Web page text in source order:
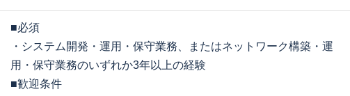
■必須
・システム開発・運用・保守業務、またはネットワーク構築・運
用・保守業務のいずれか3年以上の経験
■歓迎条件